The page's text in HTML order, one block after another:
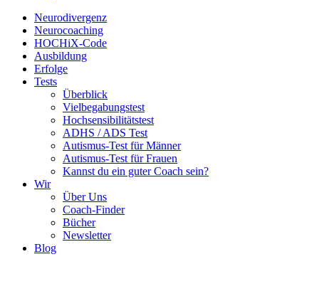
Neurodivergenz
Neurocoaching
HOCHiX-Code
Ausbildung
Erfolge
Tests
Überblick
Vielbegabungstest
Hochsensibilitätstest
ADHS / ADS Test
Autismus-Test für Männer
Autismus-Test für Frauen
Kannst du ein guter Coach sein?
Wir
Über Uns
Coach-Finder
Bücher
Newsletter
Blog